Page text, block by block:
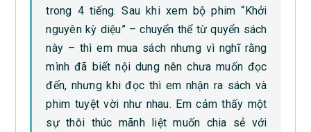
trong 4 tiếng. Sau khi xem bộ phim “Khởi
nguyên kỳ diệu” – chuyển thể từ quyển sách
này – thì em mua sách nhưng vì nghĩ rằng
mình đã biết nội dung nên chưa muốn đọc
đến, nhưng khi đọc thì em nhận ra sách và
phim tuyệt vời như nhau. Em cảm thấy một
sự thôi thúc mãnh liệt muốn chia sẻ với